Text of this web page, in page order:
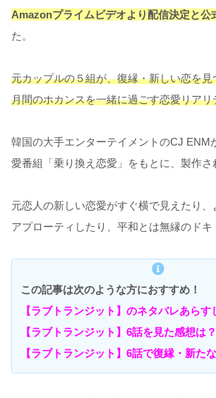
Amazonプライムビデオより配信決定と公
た。
元カップルの５組が、復縁・新しい恋を
月間のホカンスを一緒に過ごす恋愛リアリ
韓国の大手エンターテイメントのCJ ENM
愛番組「乗り換え恋愛」をもとに、製作さ
元恋人の新しい恋愛がすぐ横で見えたり、
アプローティしたり、平和とは無縁のドキ
この記事は次のような方におすすめ！
【ラブトランジット】のネタバレあらす
【ラブトランジット】6話を見た感想は？
【ラブトランジット】6話で復縁・新た